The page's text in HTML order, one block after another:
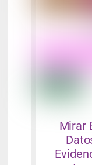
Mirar